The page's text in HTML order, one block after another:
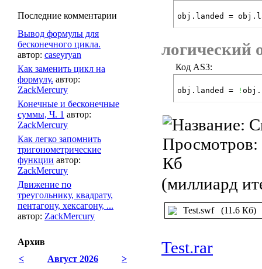
obj.landed =
логический
Код AS3:
obj.landed = !
(миллиард
Test.swf (11.6 Кб)
Test.rar
Последние комментарии
Вывод формулы для
бесконечного цикла.
автор: caseyryan
Как заменить цикл на
формулу. автор:
ZackMercury
Конечные и бесконечные
суммы, Ч. 1 автор:
ZackMercury
Как легко запомнить
тригонометрические
функции автор:
ZackMercury
Движение по
треугольнику, квадрату,
пентагону, хексагону, ...
автор: ZackMercury
Архив
<
>
Август 2026